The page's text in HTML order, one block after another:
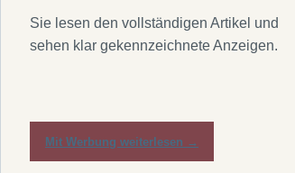
Sie lesen den vollständigen Artikel und
sehen klar gekennzeichnete Anzeigen.
Mit Werbung weiterlesen →